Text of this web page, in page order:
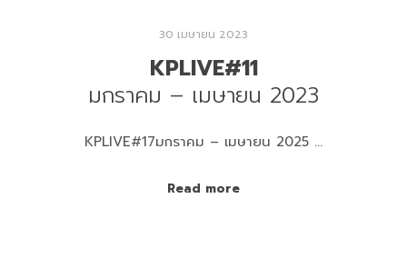
30 เมษายน 2023
KPLIVE#11
มกราคม – เมษายน 2023
KPLIVE#17มกราคม – เมษายน 2025 …
Read more